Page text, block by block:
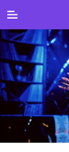
TV
Clips
Live
Documentaires